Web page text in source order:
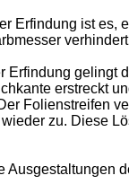
Erfindung ist es,
Erfindung gelingt
erstreckt
Folienstreifen
zu. Diese
Ausgestaltungen